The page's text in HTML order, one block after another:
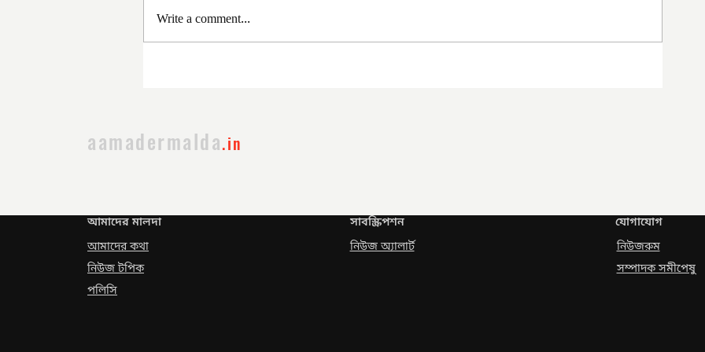
Write a comment...
aamadermalda.in
আমাদের মালদা
আমাদের কথা
নিউজ টপিক
পলিসি
সাবস্ক্রিপশন
নিউজ অ্যালার্ট
যোগাযোগ
নিউজরুম
সম্পাদক সমীপেষু